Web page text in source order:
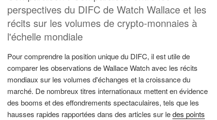
perspectives du DIFC de Watch Wallace et les
récits sur les volumes de crypto-monnaies à
l'échelle mondiale
Pour comprendre la position unique du DIFC, il est utile de
comparer les observations de Wallace Watch avec les récits
mondiaux sur les volumes d'échanges et la croissance du
marché. De nombreux titres internationaux mettent en évidence
des booms et des effondrements spectaculaires, tels que les
hausses rapides rapportées dans des articles sur ledes points